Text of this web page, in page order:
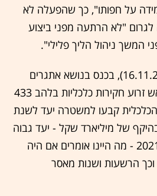
על חפותו", כך שהפעלה לא
"לא הרתעה מפני ביצוע
המשך ניהול הליך פלילי".
וכאשר בשבוע שעבר (16.11.22), בכנס בנושא אתגרים
באכיפה כלכלית, אמר ראש זרוע חקירות כלכליות בלהב 433
קבעו למשטרה יעד לשנת
בהיקף של מיליארד שקל - יעד גבוה
יותר מכפי שהיה בשנת 2021 - מה היינו אומרים אם היה
הרשעות ושנות מאסר